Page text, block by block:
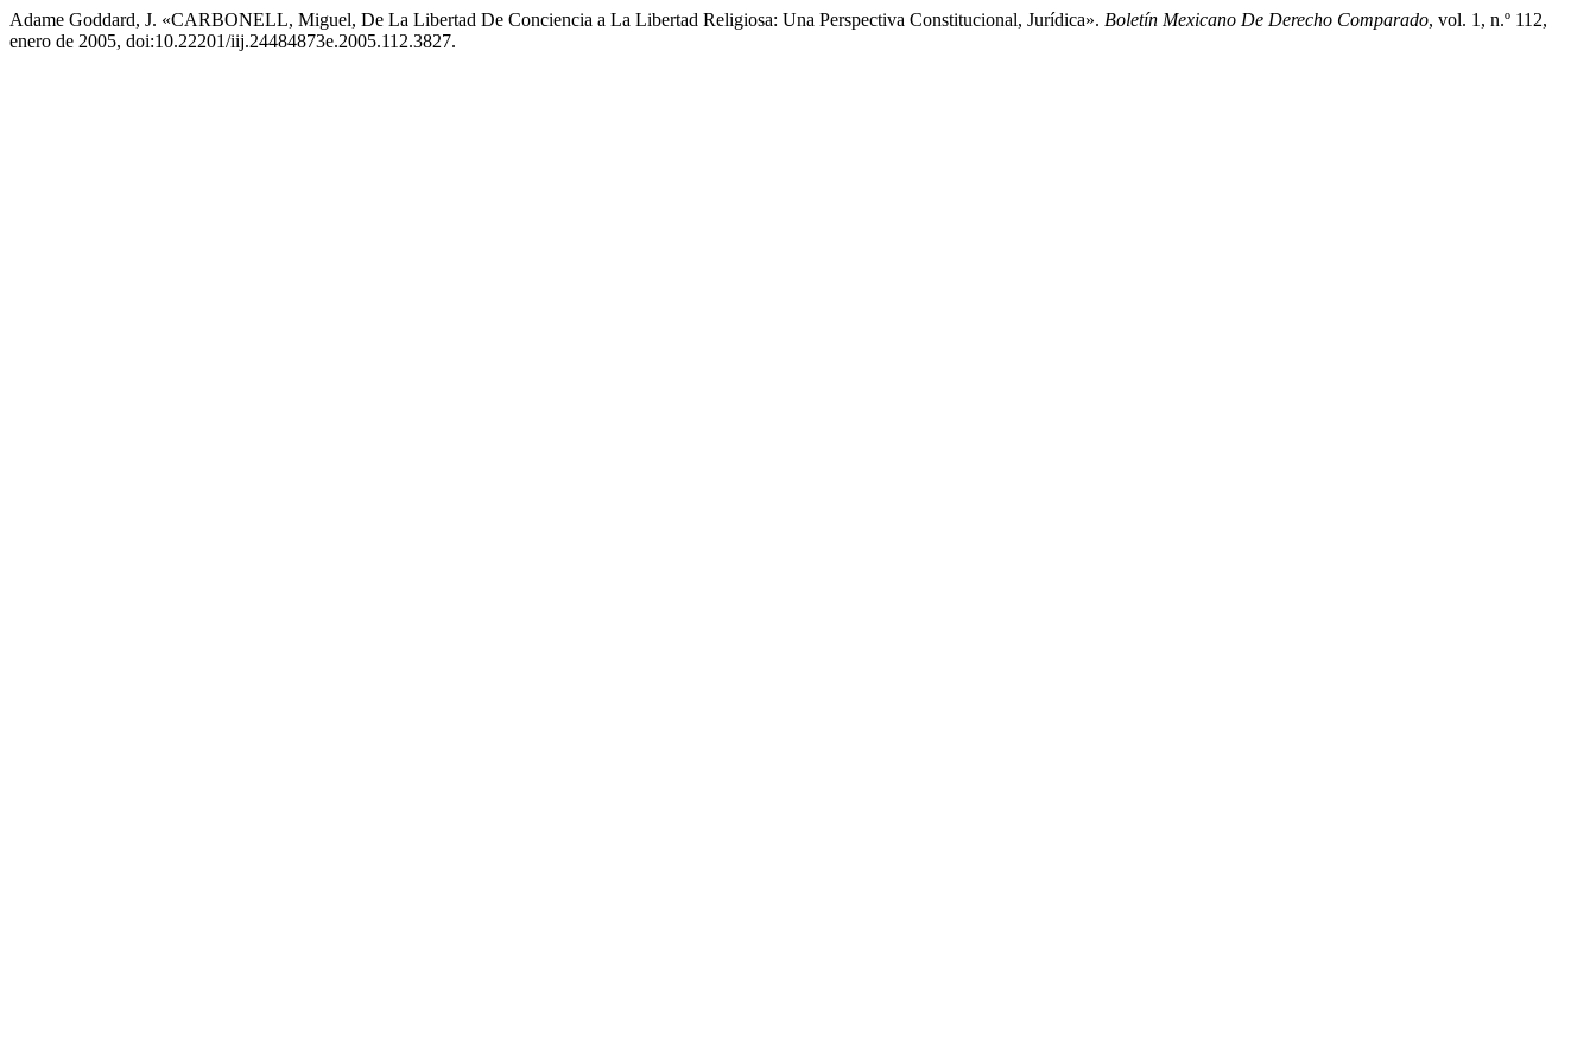
Adame Goddard, J. «CARBONELL, Miguel, De La Libertad De Conciencia a La Libertad Religiosa: Una Perspectiva Constitucional, Jurídica». Boletín Mexicano De Derecho Comparado, vol. 1, n.º 112,
enero de 2005, doi:10.22201/iij.24484873e.2005.112.3827.